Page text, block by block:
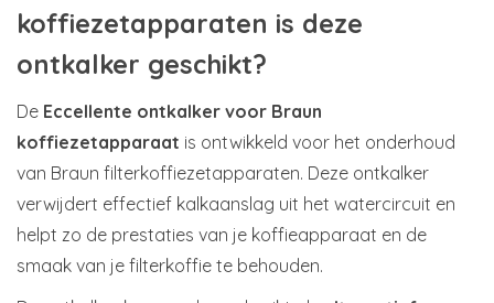
koffiezetapparaten is deze
ontkalker geschikt?
De Eccellente ontkalker voor Braun
koffiezetapparaat is ontwikkeld voor het onderhoud
van Braun filterkoffiezetapparaten. Deze ontkalker
verwijdert effectief kalkaanslag uit het watercircuit en
helpt zo de prestaties van je koffieapparaat en de
smaak van je filterkoffie te behouden.